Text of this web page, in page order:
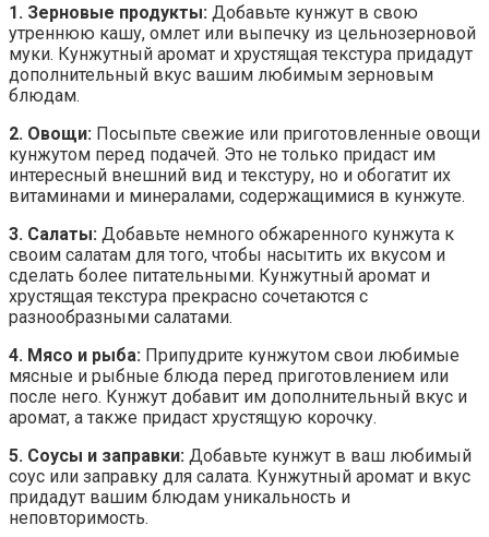
1. Зерновые продукты: Добавьте кунжут в свою
утреннюю кашу, омлет или выпечку из цельнозерновой
муки. Кунжутный аромат и хрустящая текстура придадут
дополнительный вкус вашим любимым зерновым
блюдам.
2. Овощи: Посыпьте свежие или приготовленные овощи
кунжутом перед подачей. Это не только придаст им
интересный внешний вид и текстуру, но и обогатит их
витаминами и минералами, содержащимися в кунжуте.
3. Салаты: Добавьте немного обжаренного кунжута к
своим салатам для того, чтобы насытить их вкусом и
сделать более питательными. Кунжутный аромат и
хрустящая текстура прекрасно сочетаются с
разнообразными салатами.
4. Мясо и рыба: Припудрите кунжутом свои любимые
мясные и рыбные блюда перед приготовлением или
после него. Кунжут добавит им дополнительный вкус и
аромат, а также придаст хрустящую корочку.
5. Соусы и заправки: Добавьте кунжут в ваш любимый
соус или заправку для салата. Кунжутный аромат и вкус
придадут вашим блюдам уникальность и
неповторимость.